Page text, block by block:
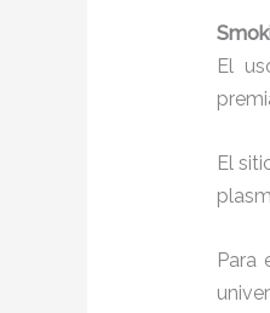
El
El
Para